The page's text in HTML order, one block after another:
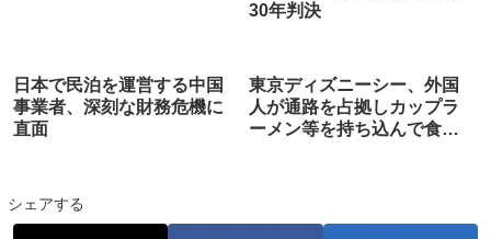
30年判決
日本で民泊を運営する中国
事業者、深刻な財務危機に
直面
東京ディズニーシー、外国
人が通路を占拠しカップラ
ーメン等を持ち込んで食う
シェアする